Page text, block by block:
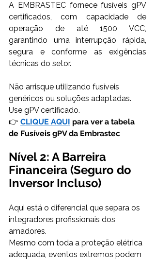
A EMBRASTEC fornece fusíveis gPV
certificados, com capacidade de
operação de até 1500 VCC,
garantindo uma interrupção rápida,
segura e conforme as exigências
técnicas do setor.
Não arrisque utilizando fusíveis
genéricos ou soluções adaptadas.
Use gPV certificado.
👉 CLIQUE AQUI para ver a tabela
de Fusíveis gPV da Embrastec
Nível 2: A Barreira
Financeira (Seguro do
Inversor Incluso)
Aqui está o diferencial que separa os
integradores profissionais dos
amadores.
Mesmo com toda a proteção elétrica
adequada, eventos extremos podem